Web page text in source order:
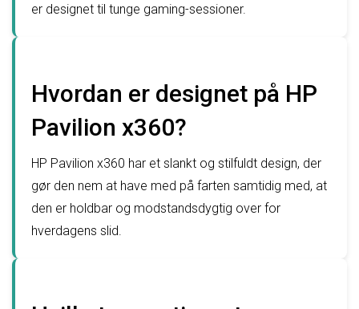
er designet til tunge gaming-sessioner.
Hvordan er designet på HP
Pavilion x360?
HP Pavilion x360 har et slankt og stilfuldt design, der
gør den nem at have med på farten samtidig med, at
den er holdbar og modstandsdygtig over for
hverdagens slid.